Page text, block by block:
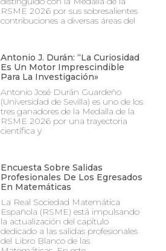
RSME 2026 por sus sobresalientes
contribuciones a diversas áreas del
Antonio J. Durán: “La Curiosidad
Es Un Motor Imprescindible
Para La Investigación»
Antonio José Durán Guardeño
(Universidad de Sevilla) es uno de los
tres ganadores de la Medalla de la
RSME 2026 por una trayectoria
científica y
Encuesta Sobre Salidas
Profesionales De Los Egresados
En Matemáticas
La Real Sociedad Matemática
Española (RSME) está impulsando
la actualización del capítulo
dedicado a las salidas profesionales
del Libro Blanco de las